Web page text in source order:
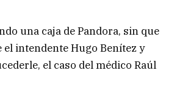
una caja de Pandora, sin que
intendente Hugo Benítez y
el caso del médico Raúl